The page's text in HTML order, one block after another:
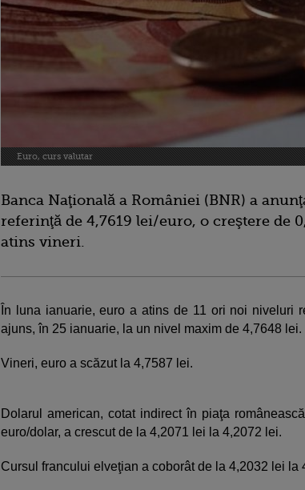
Euro, curs valutar
Banca Naţională a României (BNR) a
referinţă de 4,7619 lei/euro, o creştere de
atins vineri.
În luna ianuarie, euro a atins de 11 ori noi niveluri
ajuns, în 25 ianuarie, la un nivel maxim de 4,7648 lei.
Vineri, euro a scăzut la 4,7587 lei.
Dolarul american, cotat indirect în piaţa
euro/dolar, a crescut de la 4,2071 lei la 4,2072 lei.
Cursul francului elveţian a coborât de la 4,2032 lei la